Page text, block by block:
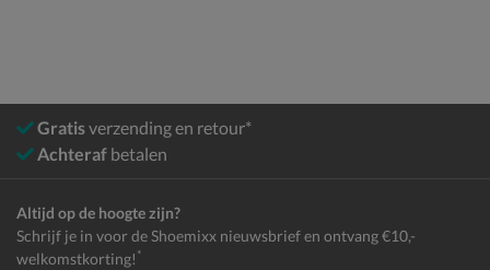
Gratisverzending en retour*
Achteraf betalen
Altijd op de hoogte zijn?
Schrijf je in voor de Shoemixx nieuwsbrief en ontvang €10,-
welkomstkorting! *